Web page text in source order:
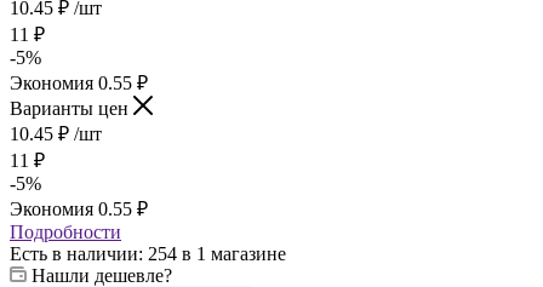
10.45 ₽ /шт
11 ₽
-5%
Экономия 0.55 ₽
Варианты цен
10.45 ₽ /шт
11 ₽
-5%
Экономия 0.55 ₽
Подробности
Есть в наличии: 254 в 1 магазине
Нашли дешевле?